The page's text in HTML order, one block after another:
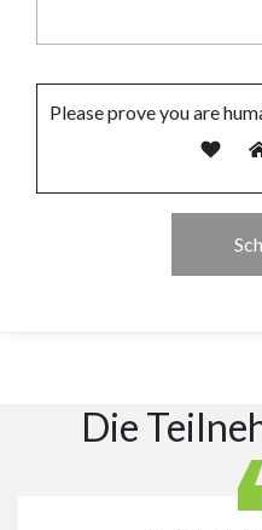
Please prove you are
Die